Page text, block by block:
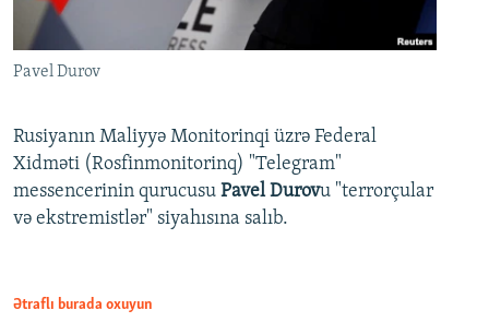
Pavel Durov
Rusiyanın Maliyyə Monitorinqi üzrə Federal
Xidməti (Rosfinmonitorinq) "Telegram"
messencerinin qurucusu Pavel Durovu "terrorçular
və ekstremistlər" siyahısına salıb.
Ətraflı burada oxuyun